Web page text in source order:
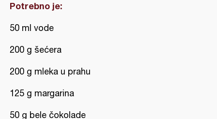
Potrebno je:
50 ml vode
200 g šećera
200 g mleka u prahu
125 g margarina
50 g bele čokolade